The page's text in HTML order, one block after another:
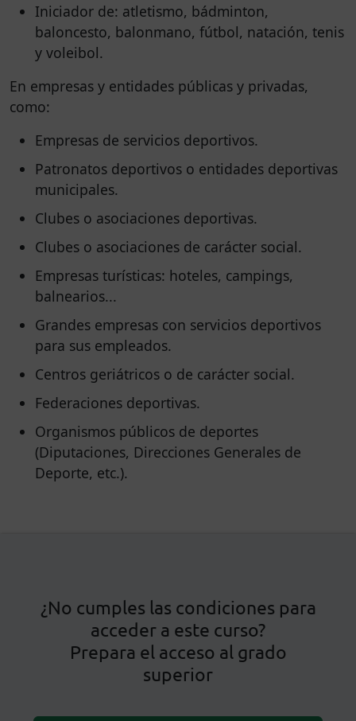
Iniciador de: atletismo, bádminton,
baloncesto, balonmano, fútbol, natación, tenis
y voleibol.
En empresas y entidades públicas y privadas,
como:
Empresas de servicios deportivos.
Patronatos deportivos o entidades deportivas
municipales.
Clubes o asociaciones deportivas.
Clubes o asociaciones de carácter social.
Empresas turísticas: hoteles, campings,
balnearios...
Grandes empresas con servicios deportivos
para sus empleados.
Centros geriátricos o de carácter social.
Federaciones deportivas.
Organismos públicos de deportes
(Diputaciones, Direcciones Generales de
Deporte, etc.).
¿No cumples las condiciones para
acceder a este curso?
Prepara el acceso al grado
superior